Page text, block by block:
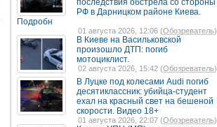
последствия обстрела со стороны
РФ в Дарницком районе Киева.
Подробн
01 августа 2026, 12:06 (Обозреватель)
В Киеве на Васильковской
произошло ДТП: погиб
мотоциклист.
02 августа 2026, 15:42 (Обозреватель)
В Луцке под колесами Audi погиб
десятиклассник: убийца-студент
ехал на красный свет на бешеной
скорости. Видео 18+
01 августа 2026, 22:07 (Обозреватель)